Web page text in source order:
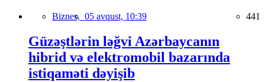
Biznes, 05 avqust, 10:39 441
Güzəştlərin ləğvi Azərbaycanın
hibrid və elektromobil bazarında
istiqaməti dəyişib